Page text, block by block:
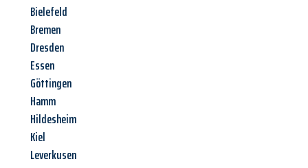
Bielefeld
Bremen
Dresden
Essen
Göttingen
Hamm
Hildesheim
Kiel
Leverkusen